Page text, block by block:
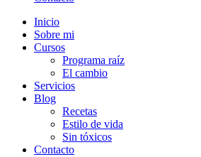
Inicio
Sobre mi
Cursos
Programa raíz
El cambio
Servicios
Blog
Recetas
Estilo de vida
Sin tóxicos
Contacto